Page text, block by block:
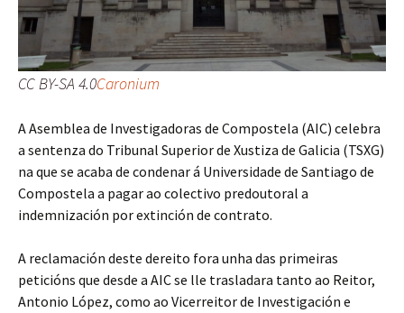
CC BY-SA 4.0Caronium
A Asemblea de Investigadoras de Compostela (AIC) celebra
a sentenza do Tribunal Superior de Xustiza de Galicia (TSXG)
na que se acaba de condenar á Universidade de Santiago de
Compostela a pagar ao colectivo predoutoral a
indemnización por extinción de contrato.
A reclamación deste dereito fora unha das primeiras
peticións que desde a AIC se lle trasladara tanto ao Reitor,
Antonio López, como ao Vicerreitor de Investigación e